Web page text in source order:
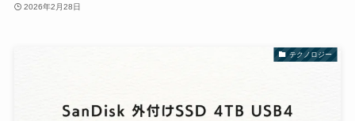
2026年2月28日
テクノロジー